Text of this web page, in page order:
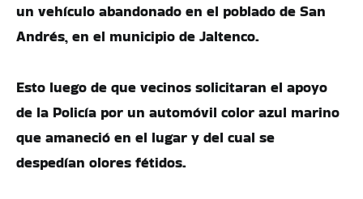
un vehículo abandonado en el poblado de San
Andrés, en el municipio de Jaltenco.
Esto luego de que vecinos solicitaran el apoyo
de la Policía por un automóvil color azul marino
que amaneció en el lugar y del cual se
despedían olores fétidos.